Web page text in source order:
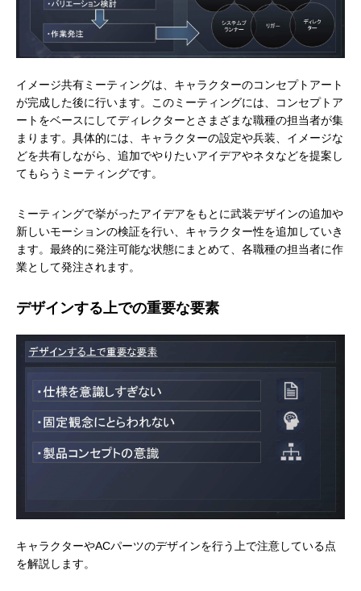
イメージ共有ミーティングは、キャラクターのコンセプトアート
が完成した後に行います。このミーティングには、コンセプトア
ートをベースにしてディレクターとさまざまな職種の担当者が集
まります。具体的には、キャラクターの設定や兵装、イメージな
どを共有しながら、追加でやりたいアイデアやネタなどを提案し
てもらうミーティングです。
ミーティングで挙がったアイデアをもとに武装デザインの追加や
新しいモーションの検証を行い、キャラクター性を追加していき
ます。最終的に発注可能な状態にまとめて、各職種の担当者に作
業として発注されます。
デザインする上での重要な要素
キャラクターやACパーツのデザインを行う上で注意している点
を解説します。